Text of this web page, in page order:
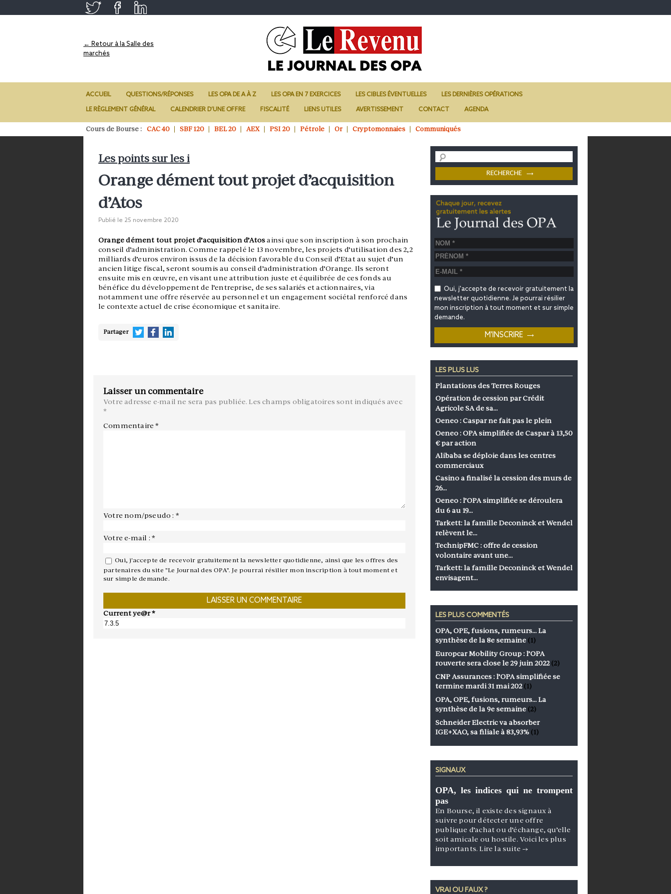
← Retour à la Salle des
marchés
ACCUEIL QUESTIONS/RÉPONSES LES OPA DE A À Z LES OPA EN 7 EXERCICES LES CIBLES ÉVENTUELLES LES DERNIÈRES OPÉRATIONS
LE RÈGLEMENT GÉNÉRAL CALENDRIER D’UNE OFFRE FISCALITÉ LIENS UTILES AVERTISSEMENT CONTACT AGENDA
Cours de Bourse : CAC 40 SBF 120 BEL 20 AEX PSI 20 Pétrole Or Cryptomonnaies Communiqués
Les points sur les i
Orange dément tout projet d’acquisition
d’Atos
Publié le 25 novembre 2020
Orange dément tout projet d’acquisition d’Atosainsi que son inscription à son prochain
conseil d’administration. Comme rappelé le 13 novembre, les projets d’utilisation des 2,2
milliards d’euros environ issus de la décision favorable du Conseil d’Etat au sujet d’un
ancien litige fiscal, seront soumis au conseil d’administration d’Orange. Ils seront
ensuite mis en œuvre, en visant une attribution juste et équilibrée de ces fonds au
bénéfice du développement de l’entreprise, de ses salariés et actionnaires, via
notamment une offre réservée au personnel et un engagement sociétal renforcé dans
le contexte actuel de crise économique et sanitaire.
Partager
Laisser un commentaire
Votre adresse e-mail ne sera pas publiée. Les champs obligatoires sont indiqués avec
*
Commentaire*
Votre nom/pseudo : *
Votre e-mail : *
Oui, j'accepte de recevoir gratuitement la newsletter quotidienne, ainsi que les offres des
partenaires du site "Le Journal des OPA". Je pourrai résilier mon inscription à tout moment et
sur simple demande.
Current ye@r*
Oui, j'accepte de recevoir gratuitement la
newsletter quotidienne. Je pourrai résilier
mon inscription à tout moment et sur simple
demande.
LES PLUS LUS
Plantations des Terres Rouges
Opération de cession par Crédit
Agricole SA de sa…
Oeneo : Caspar ne fait pas le plein
Oeneo : OPA simplifiée de Caspar à 13,50
€ par action
Alibaba se déploie dans les centres
commerciaux
Casino a finalisé la cession des murs de
26…
Oeneo : l’OPA simplifiée se déroulera
du 6 au 19…
Tarkett: la famille Deconinck et Wendel
relèvent le…
TechnipFMC : offre de cession
volontaire avant une…
Tarkett: la famille Deconinck et Wendel
envisagent…
LES PLUS COMMENTÉS
OPA, OPE, fusions, rumeurs… La
synthèse de la 8e semaine (1)
Europcar Mobility Group : l’OPA
rouverte sera close le 29 juin 2022 (2)
CNP Assurances : l’OPA simplifiée se
termine mardi 31 mai 202 (1)
OPA, OPE, fusions, rumeurs… La
synthèse de la 9e semaine (2)
Schneider Electric va absorber
IGE+XAO, sa filiale à 83,93% (1)
SIGNAUX
OPA, les indices qui ne trompent
pas
En Bourse, il existe des signaux à
suivre pour détecter une offre
publique d’achat ou d’échange, qu’elle
soit amicale ou hostile. Voici les plus
importants.Lire la suite →
VRAI OU FAUX ?